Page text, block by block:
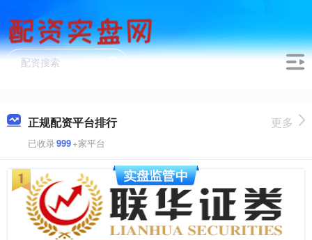
正规配资平台排行
已收录999+家平台
更多